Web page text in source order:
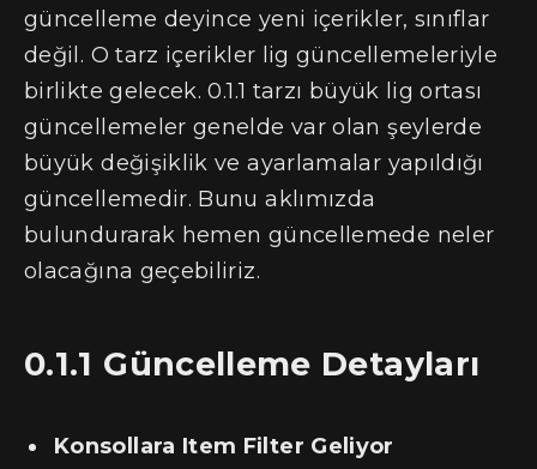
güncelleme deyince yeni içerikler, sınıflar
değil. O tarz içerikler lig güncellemeleriyle
birlikte gelecek. 0.1.1 tarzı büyük lig ortası
güncellemeler genelde var olan şeylerde
büyük değişiklik ve ayarlamalar yapıldığı
güncellemedir. Bunu aklımızda
bulundurarak hemen güncellemede neler
olacağına geçebiliriz.
0.1.1 Güncelleme Detayları
Konsollara Item Filter Geliyor